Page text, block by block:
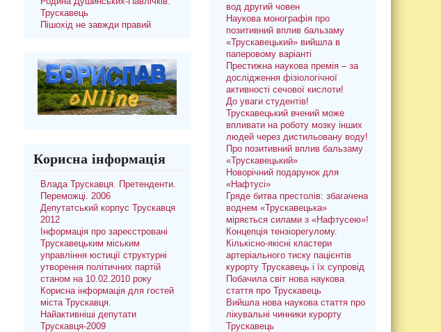
Трускавець
Пішохід не завжди правий
Корисна інформація
Влада Трускавця. Претенденти.
Переможці. 2006
Депутатський корпус Трускавця
2012
Інформація про зареєстровані
Трускавецьким міським
управління юстиції структурні
утворення політичних партій
станом на 10.02.2010 року
Корисна інформація для гостей
міста Трускавця.
Найактивніші депутати
Трускавця-2009
вод другий човен
Наукова монографія про
позитивний вплив бальзаму
«Трускавецький» вийшла в
паперовому варіанті
Престижна наукова премія – за
дослідження фізіологічної
активності сечової кислоти!
До уваги студентів!
Трускавецький вчений може
впливати на роботу мозку інших
людей через дистильовану воду!
Про позитивний вплив бальзаму
«Трускавецький»
Новорічний подарунок для
«Нафтусі»
Гряде битва престолів: збагачена
воднем «Трускавецька»
міряється силами з «Нафтусею»!
Концепція тензіорегулому.
Кількісно-якісні кластери
артеріального тиску пацієнтів
курорту Трускавець і їх супровід
Побачила світ нова наукова
стаття про Трускавець
Вийшла нова наукова стаття про
лікувальні чинники курорту
Трускавець